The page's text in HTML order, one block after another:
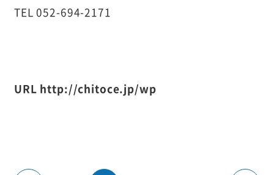
TEL052-694-2171
URL http://chitoce.jp/wp